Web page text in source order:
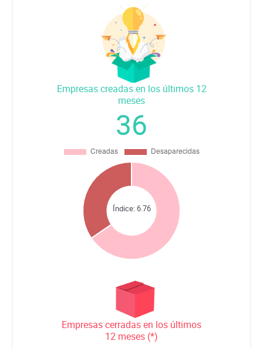
Empresas creadas en los últimos 12
meses
36
Índice:6.76
Empresas cerradas en los últimos
12 meses (*)